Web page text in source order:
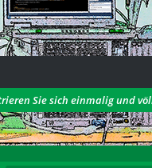
Sie sich einmalig und